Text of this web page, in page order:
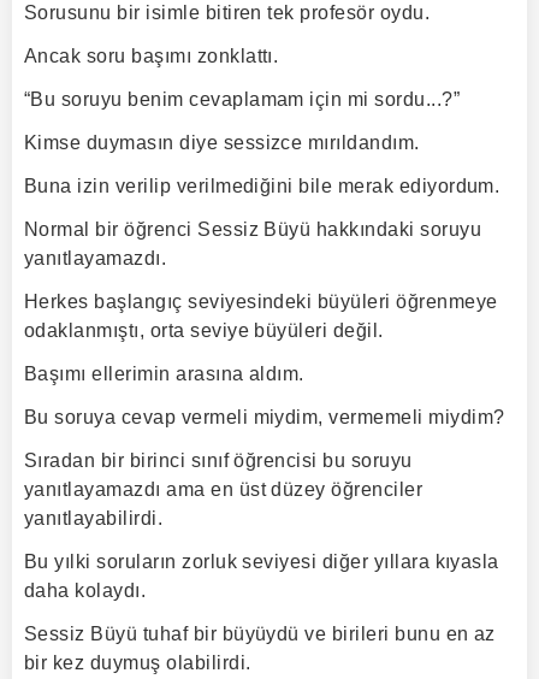
Sorusunu bir isimle bitiren tek profesör oydu.
Ancak soru başımı zonklattı.
“Bu soruyu benim cevaplamam için mi sordu...?”
Kimse duymasın diye sessizce mırıldandım.
Buna izin verilip verilmediğini bile merak ediyordum.
Normal bir öğrenci Sessiz Büyü hakkındaki soruyu
yanıtlayamazdı.
Herkes başlangıç seviyesindeki büyüleri öğrenmeye
odaklanmıştı, orta seviye büyüleri değil.
Başımı ellerimin arasına aldım.
Bu soruya cevap vermeli miydim, vermemeli miydim?
Sıradan bir birinci sınıf öğrencisi bu soruyu
yanıtlayamazdı ama en üst düzey öğrenciler
yanıtlayabilirdi.
Bu yılki soruların zorluk seviyesi diğer yıllara kıyasla
daha kolaydı.
Sessiz Büyü tuhaf bir büyüydü ve birileri bunu en az
bir kez duymuş olabilirdi.